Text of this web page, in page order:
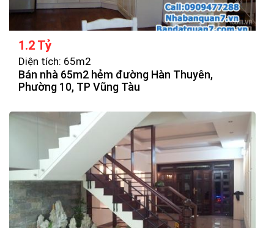
1.2 Tỷ
Diện tích: 65m2
Bán nhà 65m2 hẻm đường Hàn Thuyên,
Phường 10, TP Vũng Tàu